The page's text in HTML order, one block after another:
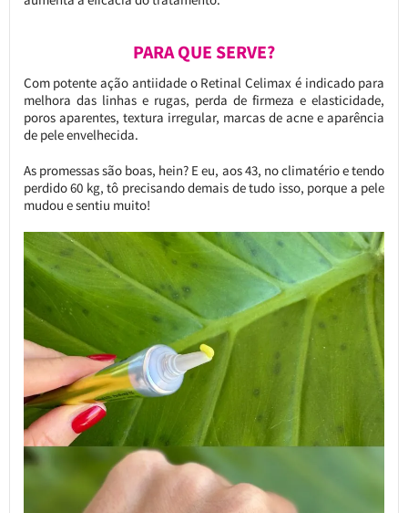
PARA QUE SERVE?
Com potente ação antiidade o Retinal Celimax é indicado para
melhora das linhas e rugas, perda de firmeza e elasticidade,
poros aparentes, textura irregular, marcas de acne e aparência
de pele envelhecida.
As promessas são boas, hein? E eu, aos 43, no climatério e tendo
perdido 60 kg, tô precisando demais de tudo isso, porque a pele
mudou e sentiu muito!